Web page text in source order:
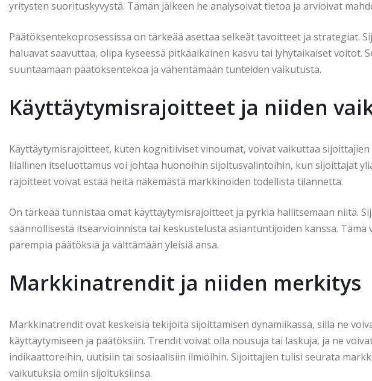
yritysten suorituskyvystä. Tämän jälkeen he analysoivat tietoa ja arvioivat
Päätöksentekoprosessissa on tärkeää asettaa selkeät tavoitteet ja strategiat.
haluavat saavuttaa, olipa kyseessä pitkäaikainen kasvu tai lyhytaikaiset voitot.
suuntaamaan päätöksentekoa ja vähentämään tunteiden vaikutusta.
Käyttäytymisrajoitteet ja niiden
Käyttäytymisrajoitteet, kuten kognitiiviset vinoumat, voivat vaikuttaa
liiallinen itseluottamus voi johtaa huonoihin sijoitusvalintoihin, kun sijoittajat
rajoitteet voivat estää heitä näkemästä markkinoiden todellista tilannetta.
On tärkeää tunnistaa omat käyttäytymisrajoitteet ja pyrkiä hallitsemaan niitä.
säännöllisestä itsearvioinnista tai keskustelusta asiantuntijoiden kanssa. Tämä
parempia päätöksiä ja välttämään yleisiä ansa.
Markkinatrendit ja niiden merkitys
Markkinatrendit ovat keskeisiä tekijöitä sijoittamisen dynamiikassa, sillä ne
käyttäytymiseen ja päätöksiin. Trendit voivat olla nousuja tai laskuja, ja ne
indikaattoreihin, uutisiin tai sosiaalisiin ilmiöihin. Sijoittajien tulisi seurata
vaikutuksia omiin sijoituksiinsa.